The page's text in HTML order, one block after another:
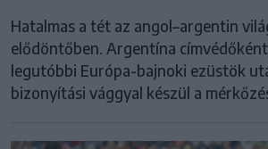
Hatalmas a tét az angol–argentin
elődöntőben. Argentína
legutóbbi Európa-bajnoki ezüstök
bizonyítási vággyal készül a